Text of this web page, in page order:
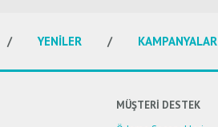
Yaz YENİLER KAMPANYALAR
MÜŞTERİ DESTEK